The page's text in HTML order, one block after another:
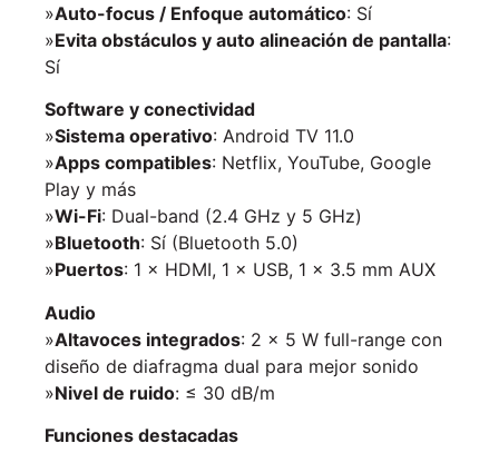
»Auto-focus / Enfoque automático: Sí
»Evita obstáculos y auto alineación de pantalla:
Sí
Software y conectividad
»Sistema operativo: Android TV 11.0
»Apps compatibles: Netflix, YouTube, Google
Play y más
»Wi-Fi: Dual-band (2.4 GHz y 5 GHz)
»Bluetooth: Sí (Bluetooth 5.0)
»Puertos: 1 × HDMI, 1 × USB, 1 × 3.5 mm AUX
Audio
»Altavoces integrados: 2 × 5 W full-range con
diseño de diafragma dual para mejor sonido
»Nivel de ruido: ≤ 30 dB/m
Funciones destacadas